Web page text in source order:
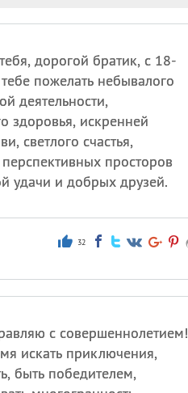
дорогой братик, с 18-
пожелать небывалого
деятельности,
здоровья, искренней
светлого счастья,
просторов
удачи и добрых друзей.
32
с совершеннолетием!
искать приключения,
быть победителем,